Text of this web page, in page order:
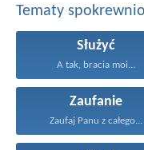
Tematy
Służyć
A tak, bracia moi...
Zaufanie
Zaufaj Panu z całego...